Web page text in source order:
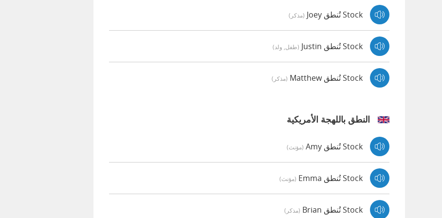
Stock تُنطق Joey (مذكر)
Stock تُنطق Justin (طفل, ولد)
Stock تُنطق Matthew (مذكر)
النطق باللهجة الأمريكية
Stock تُنطق Amy (مؤنث)
Stock تُنطق Emma (مؤنث)
Stock تُنطق Brian (مذكر)